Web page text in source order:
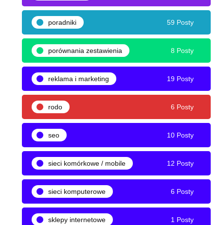
poradniki 59 Posty
porównania zestawienia 8 Posty
reklama i marketing 19 Posty
rodo 6 Posty
seo 10 Posty
sieci komórkowe / mobile 12 Posty
sieci komputerowe 6 Posty
sklepy internetowe 1 Posty